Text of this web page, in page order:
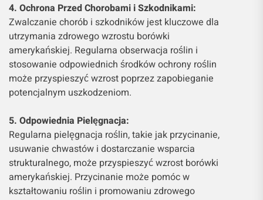
4. Ochrona Przed Chorobami i Szkodnikami:
Zwalczanie chorób i szkodników jest kluczowe dla
utrzymania zdrowego wzrostu borówki
amerykańskiej. Regularna obserwacja roślin i
stosowanie odpowiednich środków ochrony roślin
może przyspieszyć wzrost poprzez zapobieganie
potencjalnym uszkodzeniom.
5. Odpowiednia Pielęgnacja:
Regularna pielęgnacja roślin, takie jak przycinanie,
usuwanie chwastów i dostarczanie wsparcia
strukturalnego, może przyspieszyć wzrost borówki
amerykańskiej. Przycinanie może pomóc w
kształtowaniu roślin i promowaniu zdrowego